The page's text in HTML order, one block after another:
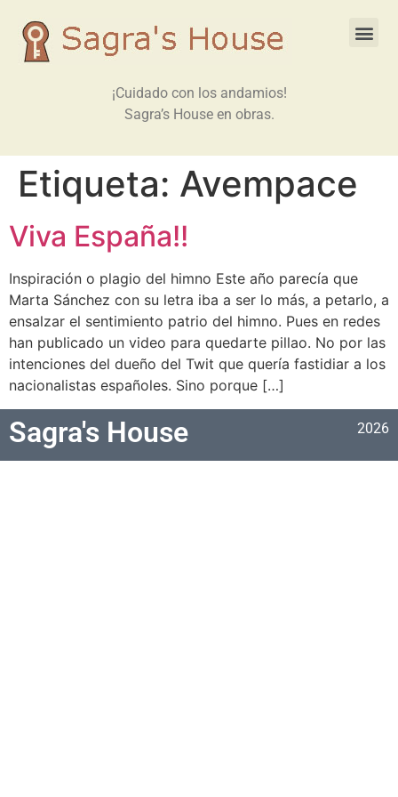
¡Cuidado con los andamios!
Sagra’s House en obras.
Etiqueta: Avempace
Viva España!!
Inspiración o plagio del himno Este año parecía que
Marta Sánchez con su letra iba a ser lo más, a petarlo, a
ensalzar el sentimiento patrio del himno. Pues en redes
han publicado un video para quedarte pillao. No por las
intenciones del dueño del Twit que quería fastidiar a los
nacionalistas españoles. Sino porque […]
Sagra's House 2026